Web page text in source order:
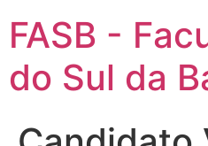
FASB -
do Sul da